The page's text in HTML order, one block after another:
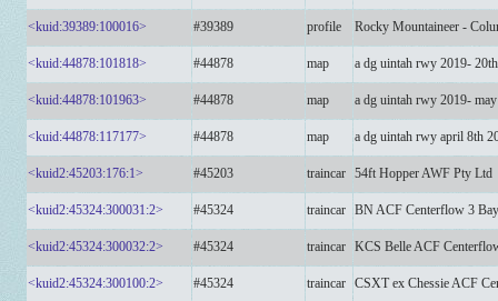
<kuid:39389:100016> #39389 profile Rocky Mountaineer -
<kuid:44878:101818> #44878 map a dg uintah rwy 2019-
<kuid:44878:101963> #44878 map a dg uintah rwy 2019-
<kuid:44878:117177> #44878 map a dg uintah rwy april 8th
<kuid2:45203:176:1> #45203 traincar 54ft Hopper AWF Pty Ltd
<kuid2:45324:300031:2> #45324 traincar BN ACF Centerflow 3
<kuid2:45324:300032:2> #45324 traincar KCS Belle ACF
<kuid2:45324:300100:2> #45324 traincar CSXT ex Chessie ACF